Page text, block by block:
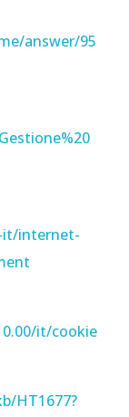
answer/95
internet-
it/cookie
HT1677?